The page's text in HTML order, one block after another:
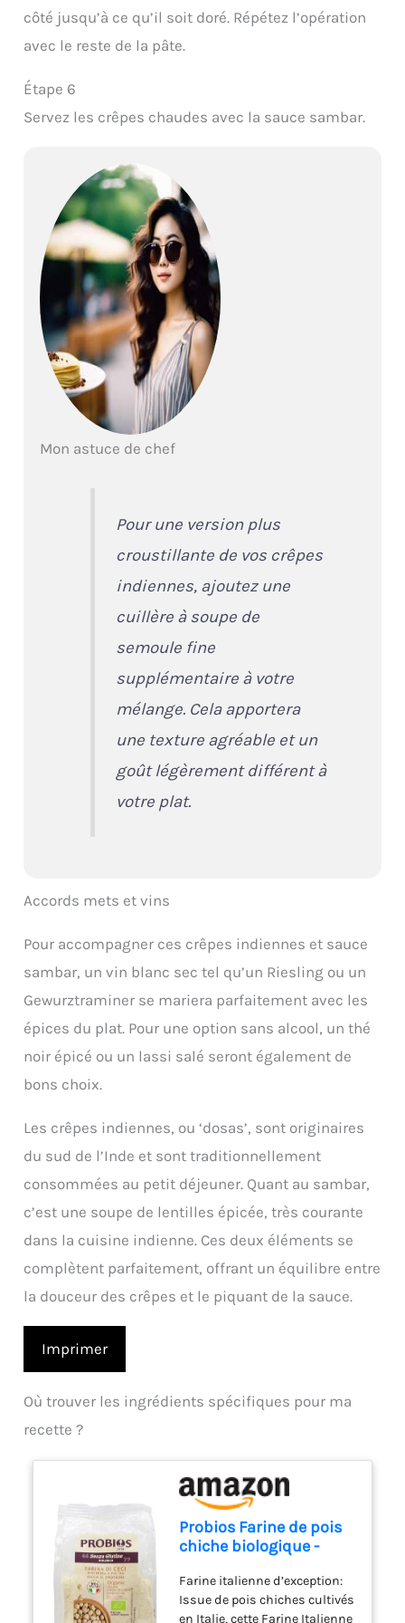
côté jusqu’à ce qu’il soit doré. Répétez l’opération
avec le reste de la pâte.
Étape 6
Servez les crêpes chaudes avec la sauce sambar.
Mon astuce de chef
Pour une version plus
croustillante de vos crêpes
indiennes, ajoutez une
cuillère à soupe de
semoule fine
supplémentaire à votre
mélange. Cela apportera
une texture agréable et un
goût légèrement différent à
votre plat.
Accords mets et vins
Pour accompagner ces crêpes indiennes et sauce
sambar, un vin blanc sec tel qu’un Riesling ou un
Gewurztraminer se mariera parfaitement avec les
épices du plat. Pour une option sans alcool, un thé
noir épicé ou un lassi salé seront également de
bons choix.
Les crêpes indiennes, ou ‘dosas’, sont originaires
du sud de l’Inde et sont traditionnellement
consommées au petit déjeuner. Quant au sambar,
c’est une soupe de lentilles épicée, très courante
dans la cuisine indienne. Ces deux éléments se
complètent parfaitement, offrant un équilibre entre
la douceur des crêpes et le piquant de la sauce.
Imprimer
Où trouver les ingrédients spécifiques pour ma
recette ?
Probios Farine de pois
chiche biologique -
protéines et en fibres -
375 g
Farine italienne d’exception:
Issue de pois chiches cultivés
en Italie, cette Farine Italienne